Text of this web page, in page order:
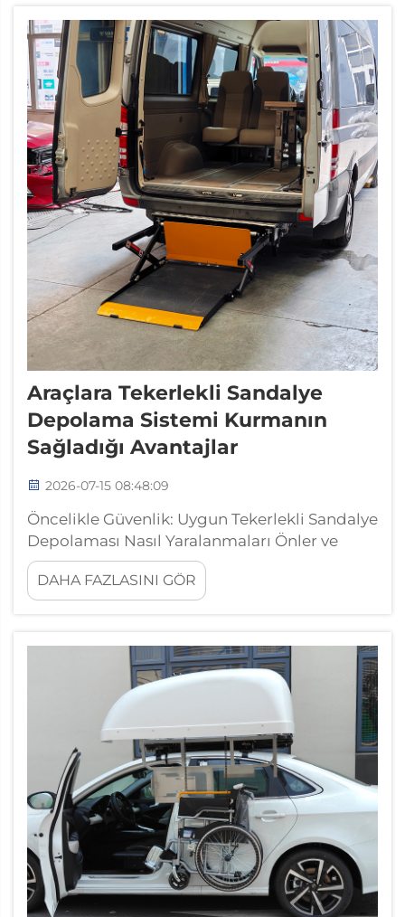
köşesinden sabitler...
Araçlara Tekerlekli Sandalye
Depolama Sistemi Kurmanın
Sağladığı Avantajlar
2026-07-15 08:48:09
Öncelikle Güvenlik: Uygun Tekerlekli Sandalye
Depolaması Nasıl Yaralanmaları Önler ve
Düzenleyici Standartlara Uyar? Onaylı
Tekerlekli Sandalye Sabitleme Sistemleriyle
Çarpışma İlgili Risklerin Azaltılması Bir araç
sandalye tehlikeli bir fırlatma cismini
oluşturabilir. Çarpışma testleri...
DAHA FAZLASINI GÖR